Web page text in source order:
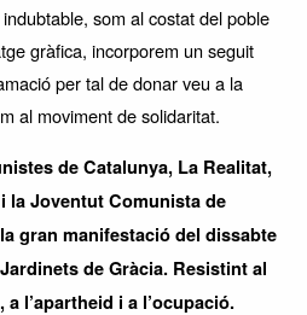
som al costat del poble
gràfica, incorporem un seguit
per tal de donar veu a la
al moviment de solidaritat.
de Catalunya, La Realitat,
la Joventut Comunista de
gran manifestació del dissabte
de Gràcia. Resistint al
l’apartheid i a l’ocupació.